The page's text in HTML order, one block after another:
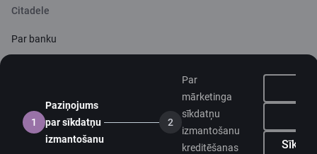
1
Paziņojums
par sīkdatņu
izmantošanu
2
Par
mārketinga
sīkdatņu
izmantošanu
kreditēšanas
Citadele
Par banku
Citadeles blogs
Noteikumi